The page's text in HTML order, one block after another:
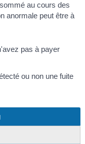
au cours des
anormale peut être à
pas à payer
ou non une fuite